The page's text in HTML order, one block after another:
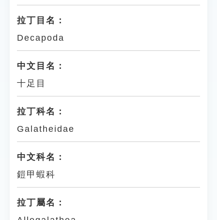
拉丁目名：
Decapoda
中文目名：
十足目
拉丁科名：
Galatheidae
中文科名：
鎧甲蝦科
拉丁屬名：